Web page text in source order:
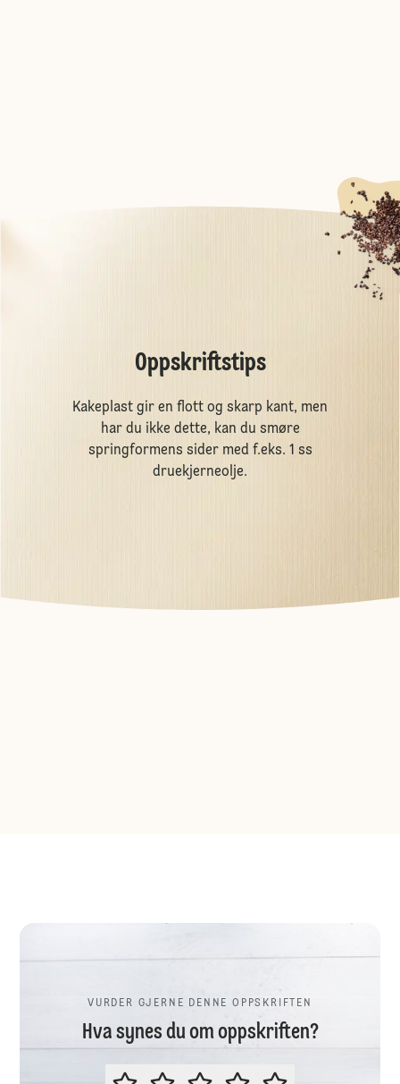
Oppskriftstips
Kakeplast gir en flott og skarp kant, men
har du ikke dette, kan du smøre
springformens sider med f.eks. 1 ss
druekjerneolje.
VURDER GJERNE DENNE OPPSKRIFTEN
Hva synes du om oppskriften?
VURDER GJERNE DENNE